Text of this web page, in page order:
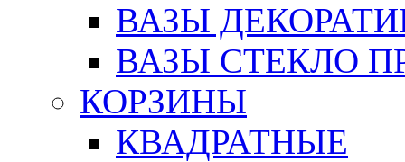
ВАЗЫ
ВАЗЫ СТЕКЛО
КОРЗИНЫ
КВАДРАТНЫЕ